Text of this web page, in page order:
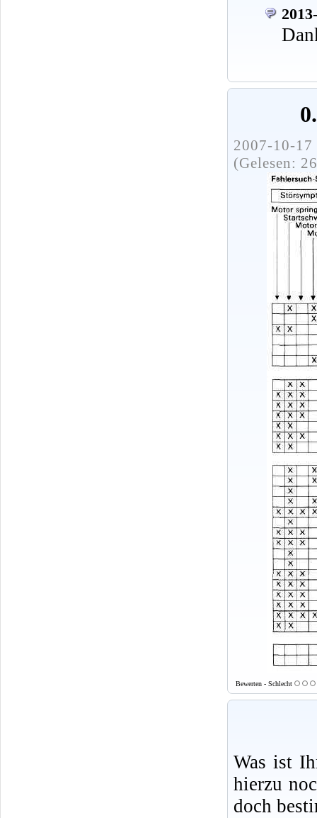
2007-10-
(Gelesen:
Bewerten - Schlecht
Was ist
hierzu
doch